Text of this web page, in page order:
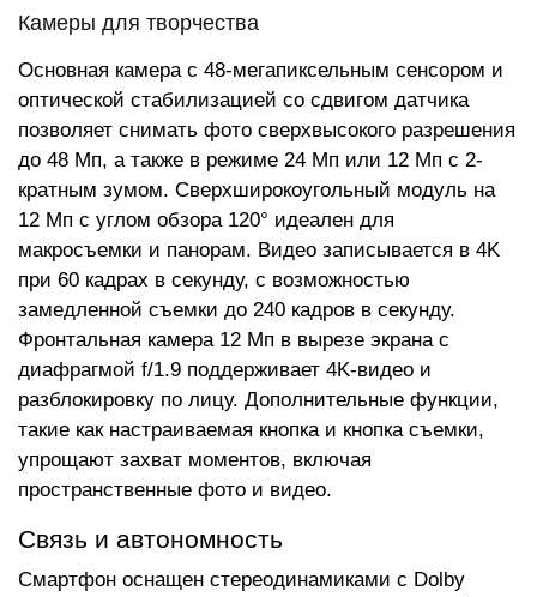
Камеры для творчества
Основная камера с 48-мегапиксельным сенсором и
оптической стабилизацией со сдвигом датчика
позволяет снимать фото сверхвысокого разрешения
до 48 Мп, а также в режиме 24 Мп или 12 Мп с 2-
кратным зумом. Сверхширокоугольный модуль на
12 Мп с углом обзора 120° идеален для
макросъемки и панорам. Видео записывается в 4K
при 60 кадрах в секунду, с возможностью
замедленной съемки до 240 кадров в секунду.
Фронтальная камера 12 Мп в вырезе экрана с
диафрагмой f/1.9 поддерживает 4K-видео и
разблокировку по лицу. Дополнительные функции,
такие как настраиваемая кнопка и кнопка съемки,
упрощают захват моментов, включая
пространственные фото и видео.
Связь и автономность
Смартфон оснащен стереодинамиками с Dolby